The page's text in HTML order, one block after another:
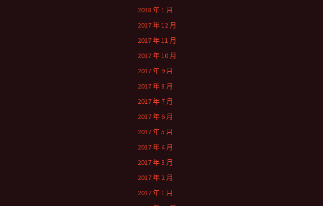
2018 年 1 月
2017 年 12 月
2017 年 11 月
2017 年 10 月
2017 年 9 月
2017 年 8 月
2017 年 7 月
2017 年 6 月
2017 年 5 月
2017 年 4 月
2017 年 3 月
2017 年 2 月
2017 年 1 月